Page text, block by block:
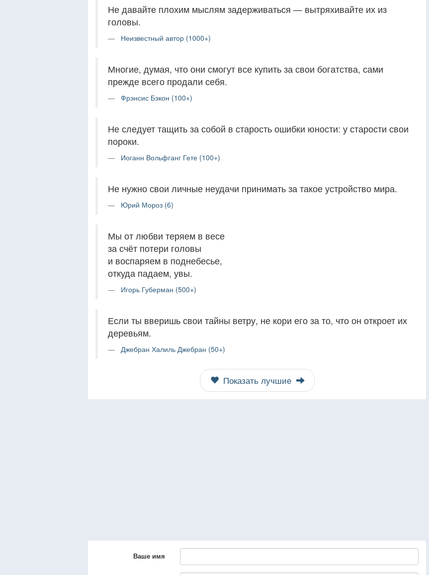
Не давайте плохим мыслям задерживаться — вытряхивайте их из
головы.
Неизвестный автор (1000+)
Многие, думая, что они смогут все купить за свои богатства, сами
прежде всего продали себя.
Фрэнсис Бэкон (100+)
Не следует тащить за собой в старость ошибки юности: у старости свои
пороки.
Иоганн Вольфганг Гете (100+)
Не нужно свои личные неудачи принимать за такое устройство мира.
Юрий Мороз (6)
Мы от любви теряем в весе
за счёт потери головы
и воспаряем в поднебесье,
откуда падаем, увы.
Игорь Губерман (500+)
Если ты вверишь свои тайны ветру, не кори его за то, что он откроет их
деревьям.
Джебран Халиль Джебран (50+)
Показать лучшие
Ваше имя